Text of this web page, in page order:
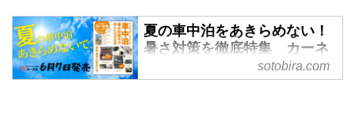
夏の車中泊をあきらめない！
暑さ対策を徹底特集 カーネ
ル7月号が6月9日発売 -
SOTOBIRA
sotobira.com